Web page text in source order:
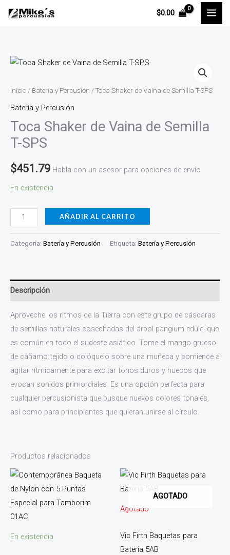
$0.00
Inicio / Batería y Percusión / Toca Shaker de Vaina de Semilla T-SPS
Batería y Percusión
Toca Shaker de Vaina de Semilla
T-SPS
$451.79 Habla con un asesor para opciones de envío
En existencia
Toca
de
Vaina
Semilla
cantidad
AÑADIR AL CARRITO
Categoría: Batería y Percusión Etiqueta: Batería y Percusión
Descripción
Aproveche los ritmos de la Tierra con este grupo de cáscaras
de semillas naturales cosechadas del árbol pangium edule, que
es común en todo el sudeste asiático. Tome el mango grueso
de cáñamo tejido o colóquelo sobre una muñeca y comience a
agitar rítmicamente para excitar tonos duros y huecos que
evocan sonidos primordiales. Es una opción perfecta para
cualquier percusionista que busque nuevos colores tonales,
así como para principiantes que quieran unirse al círculo.
Productos relacionados
En existencia
AGOTADO
Agotado
Vic Firth Baquetas para
Bateria 5AB